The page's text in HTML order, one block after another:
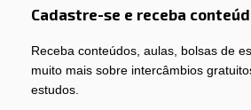
Cadastre-se e receba
Receba conteúdos, aulas, bolsas de
muito mais sobre intercâmbios
estudos.